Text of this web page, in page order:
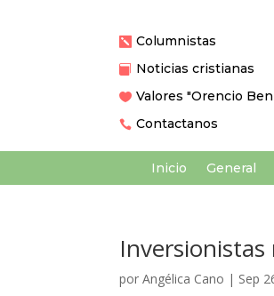
 Columnistas
 Noticias cristianas
 Valores "Orencio
 Contactanos
Inicio General
porAngélica Cano | Sep